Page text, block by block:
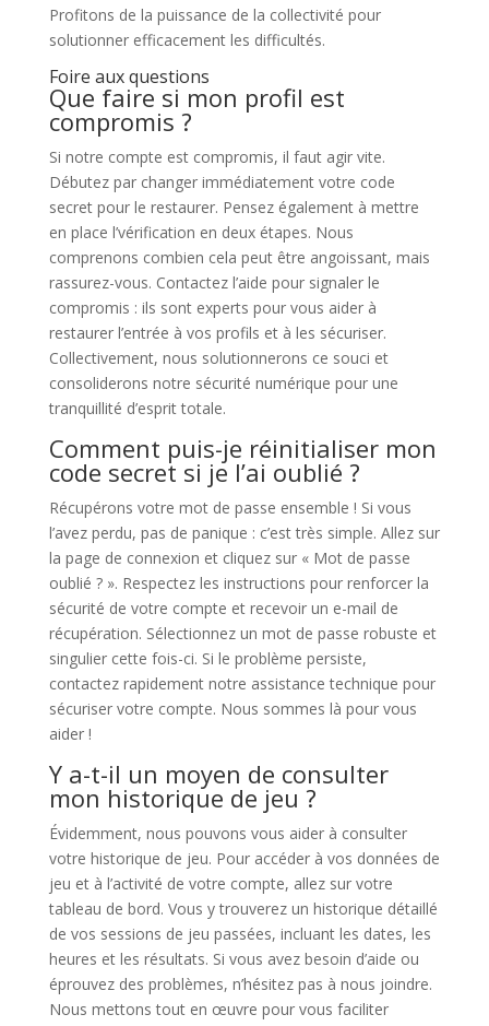
Profitons de la puissance de la collectivité pour
solutionner efficacement les difficultés.
Foire aux questions
Que faire si mon profil est
compromis ?
Si notre compte est compromis, il faut agir vite.
Débutez par changer immédiatement votre code
secret pour le restaurer. Pensez également à mettre
en place l’vérification en deux étapes. Nous
comprenons combien cela peut être angoissant, mais
rassurez-vous. Contactez l’aide pour signaler le
compromis : ils sont experts pour vous aider à
restaurer l’entrée à vos profils et à les sécuriser.
Collectivement, nous solutionnerons ce souci et
consoliderons notre sécurité numérique pour une
tranquillité d’esprit totale.
Comment puis-je réinitialiser mon
code secret si je l’ai oublié ?
Récupérons votre mot de passe ensemble ! Si vous
l’avez perdu, pas de panique : c’est très simple. Allez sur
la page de connexion et cliquez sur « Mot de passe
oublié ? ». Respectez les instructions pour renforcer la
sécurité de votre compte et recevoir un e-mail de
récupération. Sélectionnez un mot de passe robuste et
singulier cette fois-ci. Si le problème persiste,
contactez rapidement notre assistance technique pour
sécuriser votre compte. Nous sommes là pour vous
aider !
Y a-t-il un moyen de consulter
mon historique de jeu ?
Évidemment, nous pouvons vous aider à consulter
votre historique de jeu. Pour accéder à vos données de
jeu et à l’activité de votre compte, allez sur votre
tableau de bord. Vous y trouverez un historique détaillé
de vos sessions de jeu passées, incluant les dates, les
heures et les résultats. Si vous avez besoin d’aide ou
éprouvez des problèmes, n’hésitez pas à nous joindre.
Nous mettons tout en œuvre pour vous faciliter